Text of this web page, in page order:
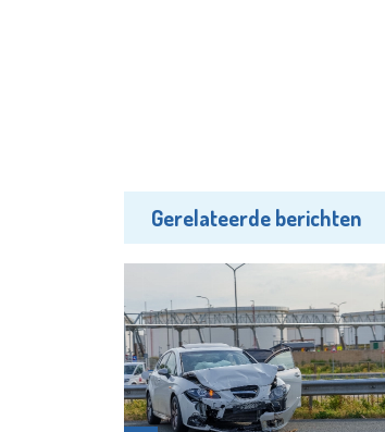
Gerelateerde berichten